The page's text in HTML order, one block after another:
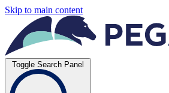
Skip to main content
Toggle Search Panel